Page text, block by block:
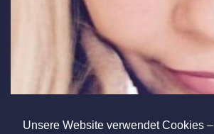
Unsere Website verwendet Cookies –